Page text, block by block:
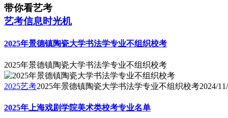
带你看艺考
艺考信息时光机
2025年景德镇陶瓷大学书法学专业不组织校考
2025年景德镇陶瓷大学书法学专业不组织校考
2025艺考2025年景德镇陶瓷大学书法学专业不组织校考2024/
2025年上海戏剧学院美术类校考专业名单